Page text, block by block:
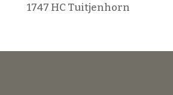
1747 HC Tuitjenhorn